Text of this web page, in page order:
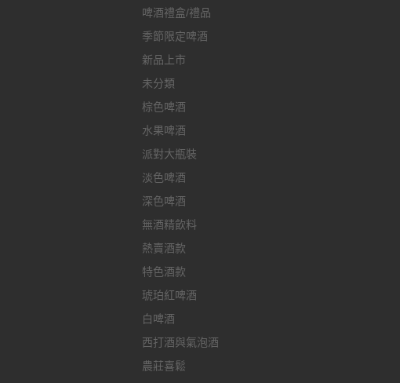
啤酒禮盒/禮品
季節限定啤酒
新品上市
未分類
棕色啤酒
水果啤酒
派對大瓶裝
淡色啤酒
深色啤酒
無酒精飲料
熱賣酒款
特色酒款
琥珀紅啤酒
白啤酒
西打酒與氣泡酒
農莊喜鬆